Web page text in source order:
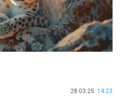
28.03.25 14:23